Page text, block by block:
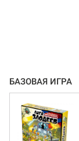
БАЗОВАЯ ИГРА